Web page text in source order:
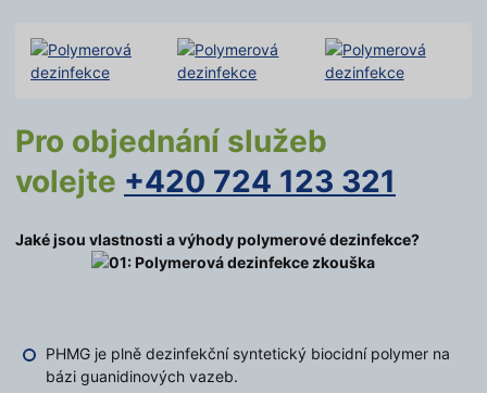
Pro objednání služeb
volejte +420 724 123 321
Jaké jsou vlastnosti a výhody polymerové dezinfekce?
PHMG je plně dezinfekční syntetický biocidní polymer na
bázi guanidinových vazeb.